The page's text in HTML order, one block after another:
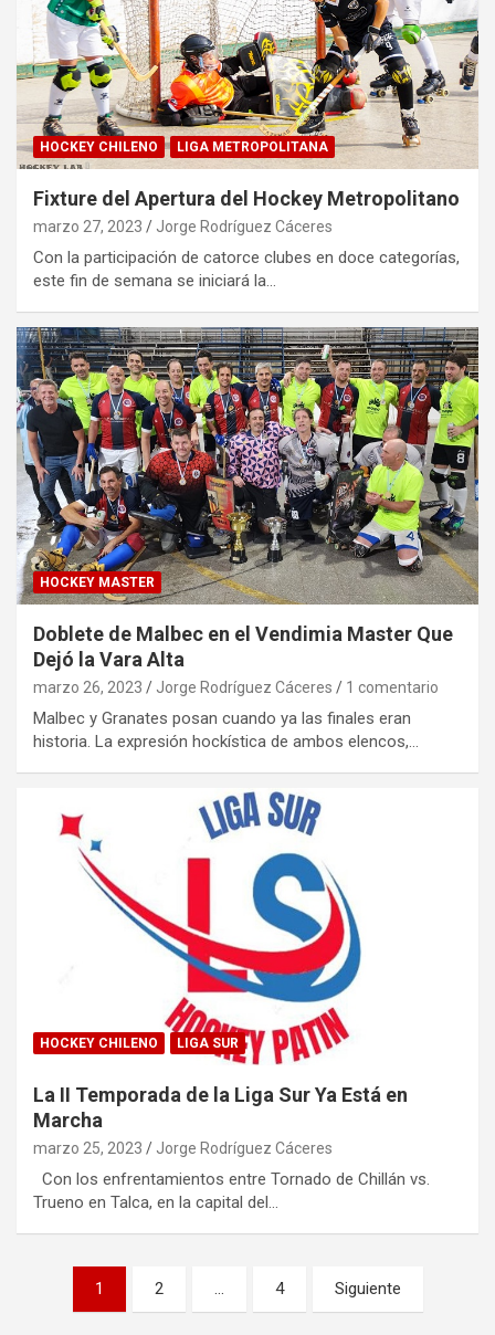
HOCKEY CHILENO LIGA METROPOLITANA
Fixture del Apertura del Hockey Metropolitano
marzo 27, 2023 Jorge Rodríguez Cáceres
Con la participación de catorce clubes en doce categorías,
este fin de semana se iniciará la…
HOCKEY MASTER
Doblete de Malbec en el Vendimia Master Que
Dejó la Vara Alta
marzo 26, 2023 Jorge Rodríguez Cáceres 1 comentario
Malbec y Granates posan cuando ya las finales eran
historia. La expresión hockística de ambos elencos,…
HOCKEY CHILENO LIGA SUR
La II Temporada de la Liga Sur Ya Está en
Marcha
marzo 25, 2023 Jorge Rodríguez Cáceres
Con los enfrentamientos entre Tornado de Chillán vs.
Trueno en Talca, en la capital del…
Paginación
1 2 … 4 Siguiente